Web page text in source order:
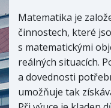
Matematika je
činnostech, které
s matematickými
reálných situacích.
a dovednosti
umožňuje tak